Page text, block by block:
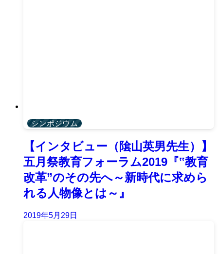
シンポジウム
【インタビュー（隂山英男先生）】
五月祭教育フォーラム2019『‟教育
改革”のその先へ～新時代に求めら
れる人物像とは～』
2019年5月29日